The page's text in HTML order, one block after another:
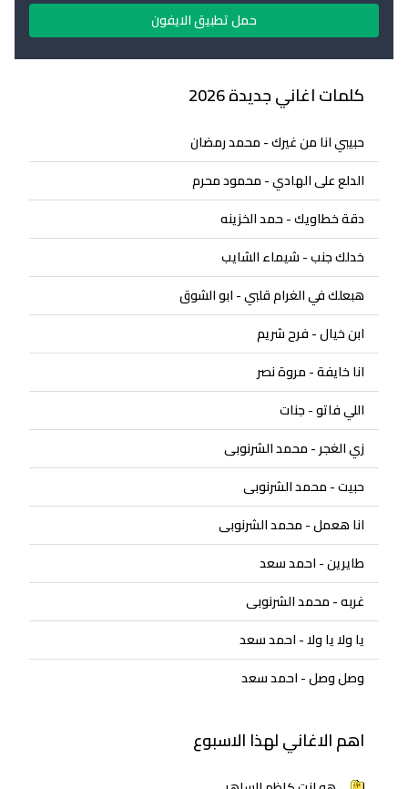
حمل تطبيق الايفون
كلمات اغاني جديدة 2026
حبيبي انا من غيرك - محمد رمضان
الدلع على الهادي - محمود محرم
دقة خطاويك - حمد الخزينه
خدلك جنب - شيماء الشايب
هبعلك في الغرام قلبي - ابو الشوق
ابن خيال - فرح شريم
انا خايفة - مروة نصر
اللي فاتو - جنات
زي الغجر - محمد الشرنوبى
حبيت - محمد الشرنوبى
انا هعمل - محمد الشرنوبى
طايرين - احمد سعد
غربه - محمد الشرنوبى
يا ولا يا ولا - احمد سعد
وصل وصل - احمد سعد
اهم الاغاني لهذا الاسبوع